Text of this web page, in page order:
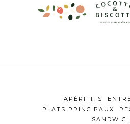
APÉRITIFS
PLATS PRINCIPAUX